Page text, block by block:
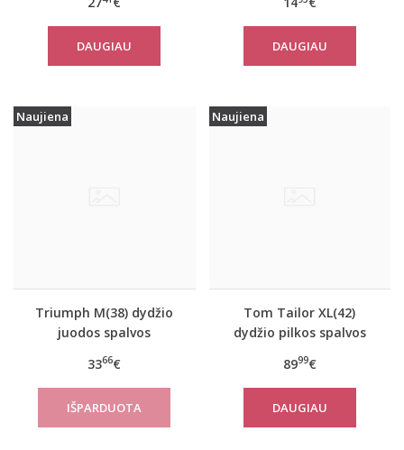
marškinėliai Yselle
Basics Shirt03 2P
DAUGIAU
EverNew SH01
DAUGIAU
Naujiena
Triumph M(38) dydžio
juodos spalvos
marškinėliai women
move FLOW Tank Top
3366€
Naujiena
Tom Tailor XL(42)
dydžio pilkos spalvos
paltas Tom Tailor
10367
8999€
DAUGIAU